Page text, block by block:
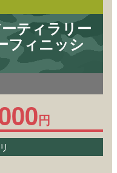
ティラリー
フィニッシ
円